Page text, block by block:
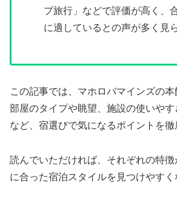
プ旅行」などで評価が高く、
に適しているとの声が多く見
この記事では、マホロバマインズの本
部屋のタイプや眺望、施設の使いや
など、宿選びで気になるポイントを徹
読んでいただければ、それぞれの特
に合った宿泊スタイルを見つけやすく